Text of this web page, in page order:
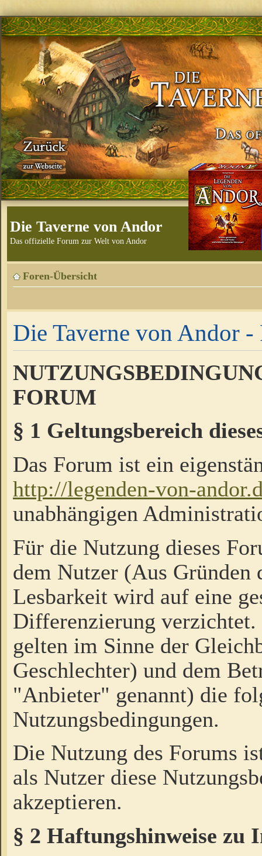
Die Taverne von Andor
Das offizielle Forum zur Welt von Andor
Foren-Übersicht
Die Taverne von Andor -
FORUM
§ 1 Geltungsbereich
Das Forum ist ein
http://legenden-von-
unabhängigen
Für die Nutzung dieses
dem Nutzer (Aus Gründen
Lesbarkeit wird auf eine
Differenzierung
gelten im Sinne der
Geschlechter) und dem
"Anbieter" genannt) die
Nutzungsbedingungen.
Die Nutzung des Forums
als Nutzer diese
akzeptieren.
§ 2 Haftungshinweise zu